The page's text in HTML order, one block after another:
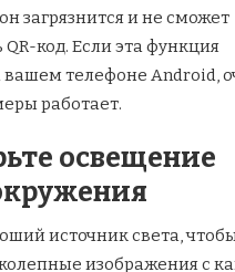
загрязнится и не сможет
QR-код. Если эта функция
вашем телефоне Android,
работает.
освещение
источник света,
изображения с